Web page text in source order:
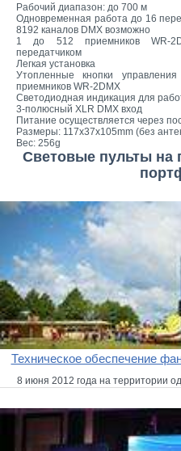
Рабочий диапазон: до 700 м
Одновременная работа до 16
8192 каналов DMX возможно
1 до 512 приемников WR-
передатчиком
Легкая установка
Утопленные кнопки
приемников WR-2DMX
Светодиодная индикация для
3-полюсный XLR DMX вход
Питание осуществляется через
Размеры: 117x37x105mm (без
Вес: 256g
Световые пульты на
Техническое обеспечение
8 июня 2012 года на территории